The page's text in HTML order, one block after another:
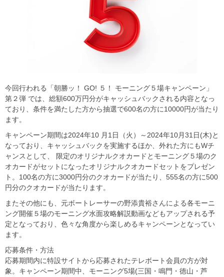
今回行われる「朝勝ッ！ GO! ５！ モーニング５場キャンペーン」
第２弾 では、総額600万円分がキャッシュバックされる内容となっ
ており、条件を満たした方から抽選で600名の方に10000円が当たり
ます。
キャンペーン期間は2024年10 月1日（火）～2024年10月31日(木)と
なっており、キャッシュバックを実施するほか、外れた方にもWチ
ャンスとして、 限定のオリジナルクオカードとモーニング５場のク
オカードがセットになったオリジナルクオカードセットをプレゼン
ト。100名の方に3000円分のクオカードが当たり、555名の方に500
円分のクオカードが当たります。
またその他にも、元ボートレーサーの野添貴裕さんによる各モーニ
ング開催５場のモーニング水面攻略解説動画などもアップされる予
定となっており、色々な角度から楽しめるキャンペーンとなってい
ます。
応募条件・方法
応募期間内に特設サイトから応募されたテレボート会員の方が対
象。キャンペーン期間中、モーニング5場(三国・鳴門・徳山・芦